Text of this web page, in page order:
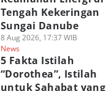
Tengah Kekeringan
Sungai Danube
8 Aug 2026, 17:37 WIB
News
5 Fakta Istilah
“Dorothea”, Istilah
untuk Sahabat yang